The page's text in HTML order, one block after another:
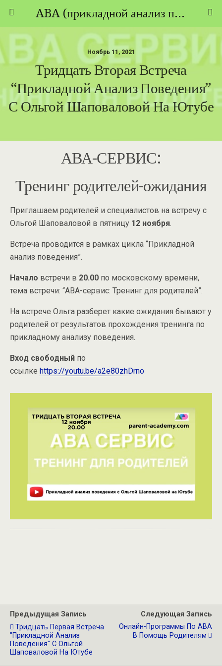
ABA (прикладной анализ поведения) - ТЕОРИЯ И ПРАКТИКА
Ноябрь 11, 2021
Тридцать Вторая Встреча
“Прикладной Анализ Поведения”
С Ольгой Шаповаловой На Ютубе
АВА-СЕРВИС:
Тренинг родителей-ожидания
Приглашаем родителей и специалистов на встречу с
Ольгой Шаповаловой в пятницу 12 ноября.
Встреча проводится в рамках цикла “Прикладной
анализ поведения”.
Начало встречи в 20.00 по московскому времени,
тема встречи: “АВА-сервис: Тренинг для родителей”.
На встрече Ольга разберет какие ожидания бывают у
родителей от результатов прохождения тренинга по
прикладному анализу поведения.
Вход свободный по
ссылке https://youtu.be/a2e80zhDrno
Предыдущая Запись
Тридцать Первая Встреча
"Прикладной Анализ
Поведения" С Ольгой
Шаповаловой На Ютубе
Следующая Запись
Онлайн-Программы По АВА
В Помощь Родителям